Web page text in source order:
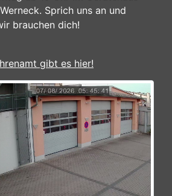
Sprich uns an und
brauchen dich!
gibt es hier!